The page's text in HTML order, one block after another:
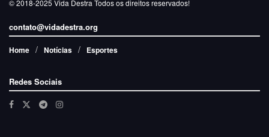
© 2018-2025 Vida Destra Todos os direitos reservados!
contato@vidadestra.org
Home Notícias Esportes
Redes Sociais